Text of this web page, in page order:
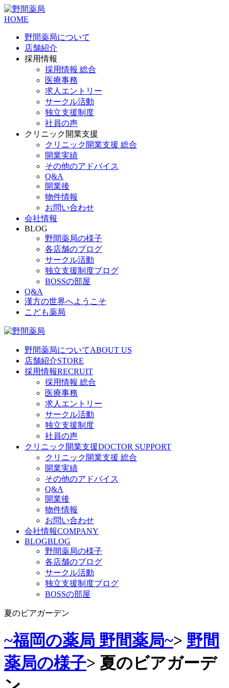
HOME
野間薬局について
店舗紹介
採用情報
採用情報 総合
医療事務
求人エントリー
サークル活動
独立支援制度
社員の声
クリニック開業支援
クリニック開業支援 総合
開業実績
その他のアドバイス
Q&A
開業後
物件情報
お問い合わせ
会社情報
BLOG
野間薬局の様子
各店舗のブログ
サークル活動
独立支援制度ブログ
BOSSの部屋
Q&A
漢方の世界へようこそ
こども薬局
野間薬局についてABOUT US
店舗紹介STORE
採用情報RECRUIT
採用情報 総合
医療事務
求人エントリー
サークル活動
独立支援制度
社員の声
クリニック開業支援DOCTOR SUPPORT
クリニック開業支援 総合
開業実績
その他のアドバイス
Q&A
開業後
物件情報
お問い合わせ
会社情報COMPANY
BLOGBLOG
野間薬局の様子
各店舗のブログ
サークル活動
独立支援制度ブログ
BOSSの部屋
夏のビアガーデン
~福岡の薬局 野間薬局~> 野間
薬局の様子> 夏のビアガーデ